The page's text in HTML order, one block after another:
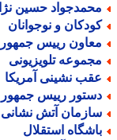
حسین نژاد
و نوجوانان
رییس جمهوری
تلویزیونی
نشینی آمریکا
رییس جمهور
آتش نشانی
استقلال